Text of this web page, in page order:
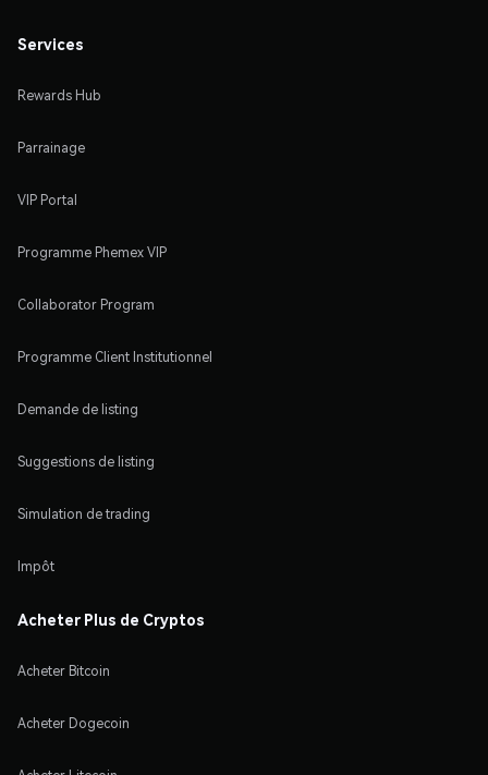
Services
Rewards Hub
Parrainage
VIP Portal
Programme Phemex VIP
Collaborator Program
Programme Client Institutionnel
Demande de listing
Suggestions de listing
Simulation de trading
Impôt
Acheter Plus de Cryptos
Acheter Bitcoin
Acheter Dogecoin